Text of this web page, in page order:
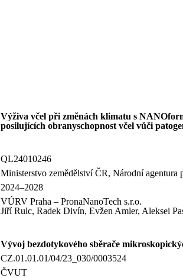
Výživa včel při změnách klimatu s
posilujících obranyschopnost včel vůči
QL24010246
Ministerstvo zemědělství ČR, Národní agentura
2024–2028
VÚRV Praha – PronaNanoTech s.r.o.
Jiří Rulc, Radek Divín, Evžen Amler, Aleksei
Vývoj bezdotykového sběrače
CZ.01.01.01/04/23_030/0003524
ČVUT